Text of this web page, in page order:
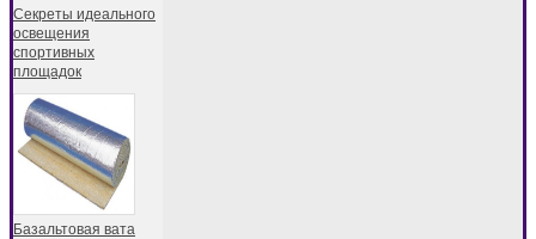
Секреты идеального
освещения
спортивных
площадок
Базальтовая вата